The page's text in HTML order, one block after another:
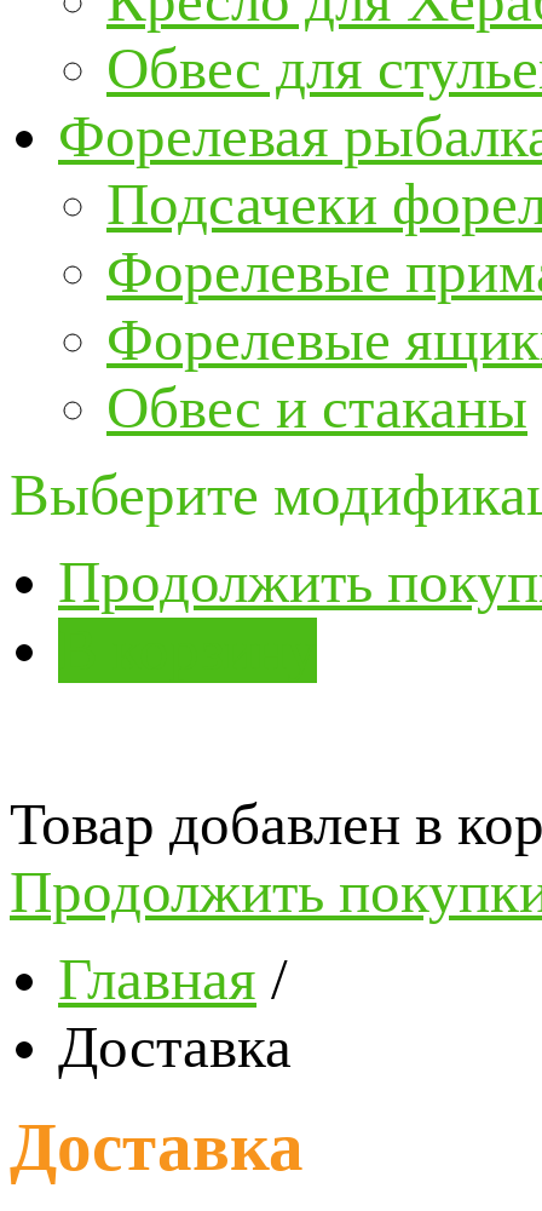
Обвес для
Форелевая
Подсачеки
Форелевые
Форелевые
Обвес и стаканы
Выберите
Продолжить
Товар добавлен в
Продолжить
Главная /
Доставка
Доставка